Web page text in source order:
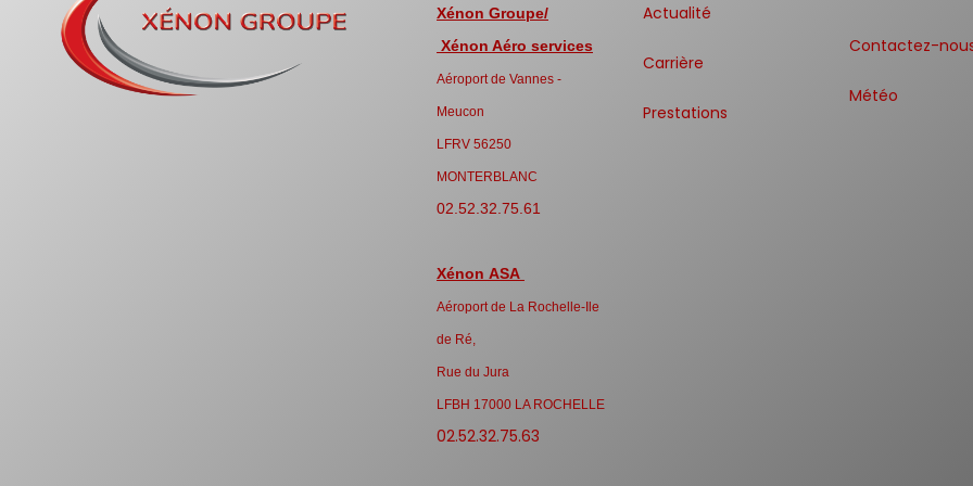
Xénon Groupe/
Xénon Aéro services
Aéroport de Vannes -
Meucon
LFRV 56250
MONTERBLANC
02.52.32.75.61
Xénon ASA
Aéroport de La Rochelle-Ile
de Ré,
Rue du Jura
LFBH 17000 LA ROCHELLE
02.52.32.75.63
Actualité
Carrière
Prestations
Contactez-
Météo